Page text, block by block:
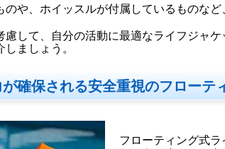
のや、ホイッスルが付属しているものな
慮して、自分の活動に最適なライフジャ
ましょう。
確保される安全重視のフローテ
フローティング式ラ